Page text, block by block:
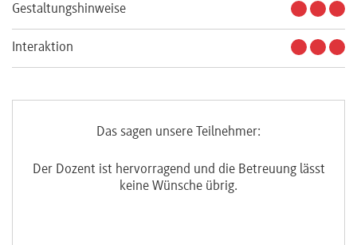
Gestaltungshinweise
Interaktion
Das sagen unsere Teilnehmer:
Der Dozent ist hervorragend und die Betreuung lässt
keine Wünsche übrig.